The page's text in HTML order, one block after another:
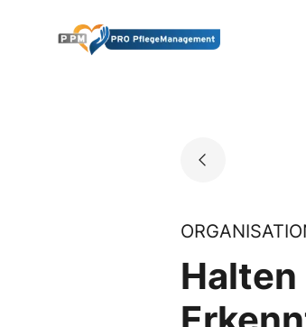
Go to landing page.